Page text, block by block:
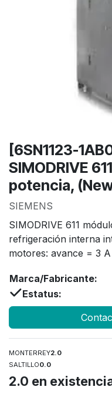
[6SN1123-
SIMODRIVE
potencia,
SIEMENS
SIMODRIVE 611
refrigeración interna
motores: avance = 3
Marca/Fabricante:
Estatus:
MONTERREY2.0
SALTILLO0.0
2.0 en